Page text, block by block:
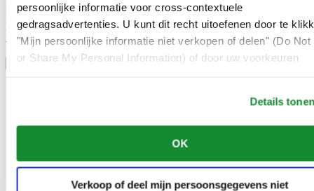
persoonlijke informatie voor cross-contextuele
gedragsadvertenties. U kunt dit recht uitoefenen door te
"Mijn persoonlijke informatie niet verkopen of delen" (Do Not
or Share My Personal Information) of door uw voorkeuren
Details
OK
Verkoop of deel mijn persoonsgegevens niet
Meld je aan en ontvang exclusieve aanbiedingen en
productrecensies
Schrijf je in!
Selecteer een land/regio
Taalkeuze
Français
简体中文
Denmark